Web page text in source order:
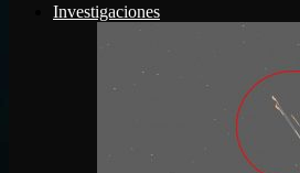
Investigaciones